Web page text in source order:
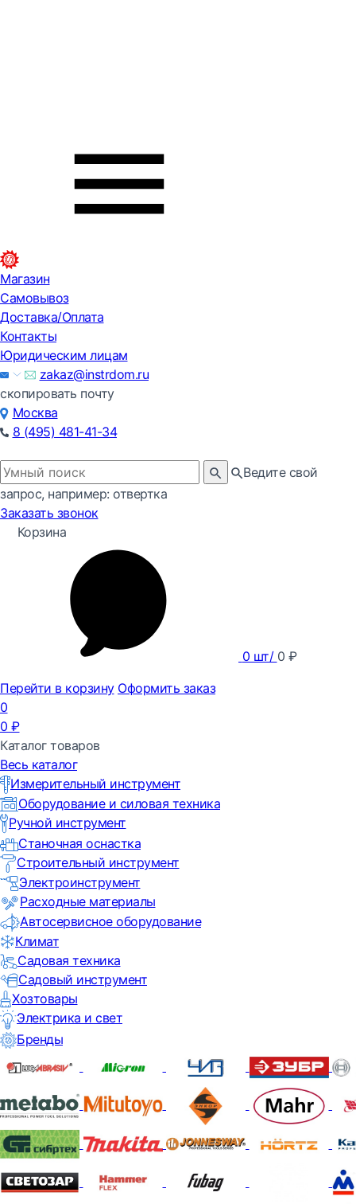
Магазин
Самовывоз
Доставка/Оплата
Контакты
Юридическим лицам
zakaz@instrdom.ru
скопировать почту
Москва
8 (495) 481-41-34
Ведите свой
запрос, например: отвертка
Заказать звонок
Корзина
0 шт/ 0 ₽
Перейти в корзину Оформить заказ
0
0 ₽
Каталог товаров
Весь каталог
Измерительный инструмент
Оборудование и силовая техника
Ручной инструмент
Станочная оснастка
Строительный инструмент
Электроинструмент
Расходные материалы
Автосервисное оборудование
Климат
Садовая техника
Садовый инструмент
Хозтовары
Электрика и свет
Бренды